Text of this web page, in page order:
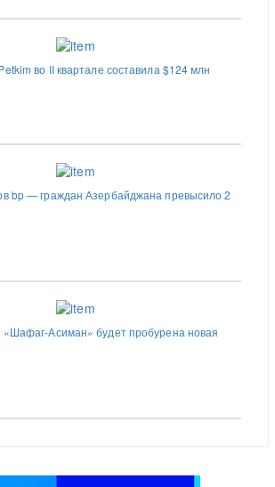
во II квартале составила $124 млн
bp — граждан Азербайджана превысило 2
«Шафаг-Асиман» будет пробурена новая